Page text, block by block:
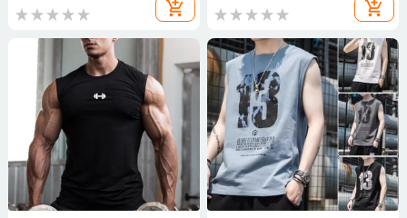
add_shopping_cart add_shopping_cart